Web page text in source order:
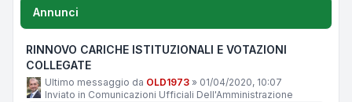
Annunci
RINNOVO CARICHE ISTITUZIONALI E VOTAZIONI
COLLEGATE
Ultimo messaggio da OLD1973 » 01/04/2020, 10:07
Inviato in Comunicazioni Ufficiali Dell'Amministrazione